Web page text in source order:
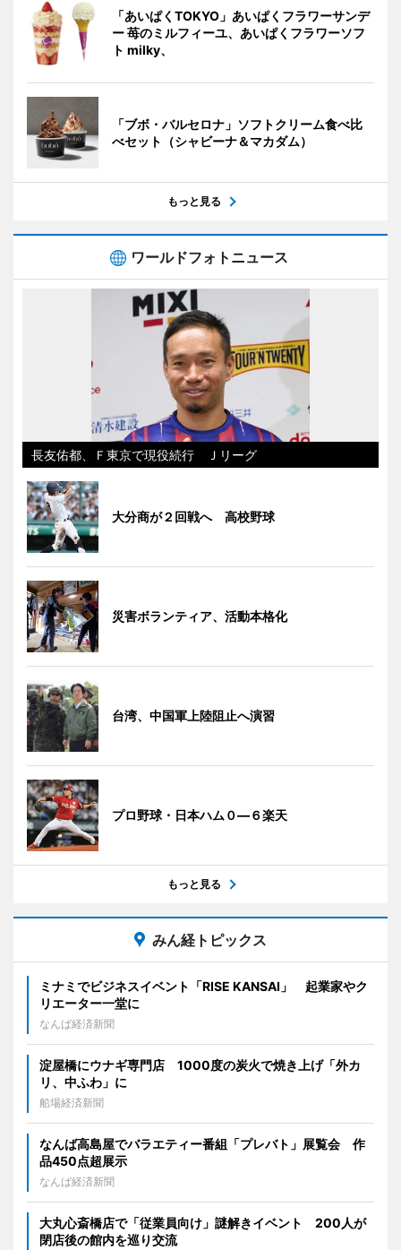
「あいぱくTOKYO」あいぱくフラワーサンデ
ー 苺のミルフィーユ、あいぱくフラワーソフ
ト milky、
「ブボ・バルセロナ」ソフトクリーム食べ比
べセット（シャビーナ＆マカダム）
もっと見る
ワールドフォトニュース
長友佑都、Ｆ東京で現役続行 Ｊリーグ
大分商が２回戦へ 高校野球
災害ボランティア、活動本格化
台湾、中国軍上陸阻止へ演習
プロ野球・日本ハム０―６楽天
もっと見る
みん経トピックス
ミナミでビジネスイベント「RISE KANSAI」 起業家やク
リエーター一堂に
なんば経済新聞
淀屋橋にウナギ専門店 1000度の炭火で焼き上げ「外カ
リ、中ふわ」に
船場経済新聞
なんば高島屋でバラエティー番組「プレバト」展覧会 作
品450点超展示
なんば経済新聞
大丸心斎橋店で「従業員向け」謎解きイベント 200人が
閉店後の館内を巡り交流